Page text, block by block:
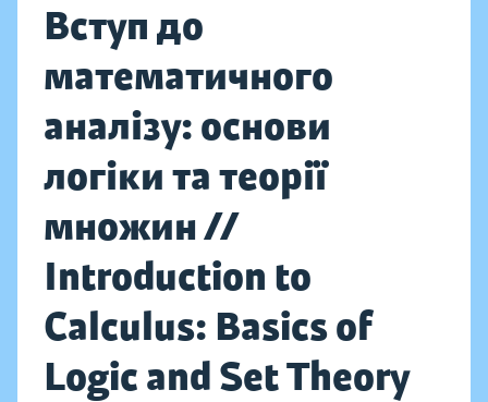
Вступ до
математичного
аналізу: основи
логіки та теорії
множин //
Introduction to
Calculus: Basics of
Logic and Set Theory